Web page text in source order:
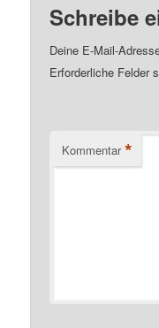
Schreibe
Deine E-Mail-
Erforderliche Felder
Kommentar *